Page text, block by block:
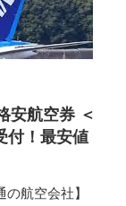
安航空券 ＜
付！最安値
航空会社】